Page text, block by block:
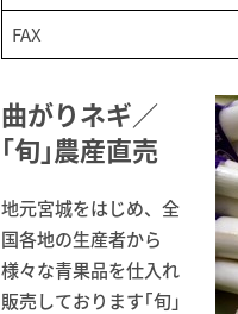
FAX
曲がりネギ／
｢旬｣農産直売
地元宮城をはじめ、全
国各地の生産者から
様々な青果品を仕入れ
販売しております｢旬｣